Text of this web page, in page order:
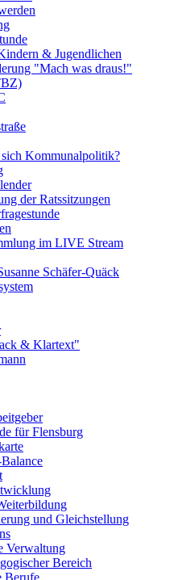
& Jugendlichen
"Mach was draus!"
Kommunalpolitik?
der Ratssitzungen
im LIVE Stream
Schäfer-Quäck
& Klartext"
für Flensburg
und Gleichstellung
Verwaltung
Bereich
Berufe